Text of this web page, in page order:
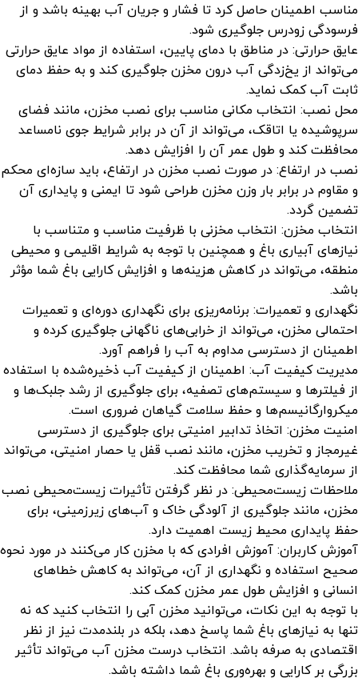
مناسب اطمینان حاصل کرد تا فشار و جریان آب بهینه باشد و از
فرسودگی زودرس جلوگیری شود.
عایق حرارتی: در مناطق با دمای پایین، استفاده از مواد عایق حرارتی
می‌تواند از یخ‌زدگی آب درون مخزن جلوگیری کند و به حفظ دمای
ثابت آب کمک نماید.
محل نصب: انتخاب مکانی مناسب برای نصب مخزن، مانند فضای
سرپوشیده یا اتاقک، می‌تواند از آن در برابر شرایط جوی نامساعد
محافظت کند و طول عمر آن را افزایش دهد.
نصب در ارتفاع: در صورت نصب مخزن در ارتفاع، باید سازه‌ای محکم
و مقاوم در برابر بار وزن مخزن طراحی شود تا ایمنی و پایداری آن
تضمین گردد.
انتخاب مخزن: انتخاب مخزنی با ظرفیت مناسب و متناسب با
نیازهای آبیاری باغ و همچنین با توجه به شرایط اقلیمی و محیطی
منطقه، می‌تواند در کاهش هزینه‌ها و افزایش کارایی باغ شما مؤثر
باشد.
نگهداری و تعمیرات: برنامه‌ریزی برای نگهداری دوره‌ای و تعمیرات
احتمالی مخزن، می‌تواند از خرابی‌های ناگهانی جلوگیری کرده و
اطمینان از دسترسی مداوم به آب را فراهم آورد.
مدیریت کیفیت آب: اطمینان از کیفیت آب ذخیره‌شده با استفاده
از فیلترها و سیستم‌های تصفیه، برای جلوگیری از رشد جلبک‌ها و
میکروارگانیسم‌ها و حفظ سلامت گیاهان ضروری است.
امنیت مخزن: اتخاذ تدابیر امنیتی برای جلوگیری از دسترسی
غیرمجاز و تخریب مخزن، مانند نصب قفل یا حصار امنیتی، می‌تواند
از سرمایه‌گذاری شما محافظت کند.
ملاحظات زیست‌محیطی: در نظر گرفتن تأثیرات زیست‌محیطی نصب
مخزن، مانند جلوگیری از آلودگی خاک و آب‌های زیرزمینی، برای
حفظ پایداری محیط زیست اهمیت دارد.
آموزش کاربران: آموزش افرادی که با مخزن کار می‌کنند در مورد نحوه
صحیح استفاده و نگهداری از آن، می‌تواند به کاهش خطاهای
انسانی و افزایش طول عمر مخزن کمک کند.
با توجه به این نکات، می‌توانید مخزن آبی را انتخاب کنید که نه
تنها به نیازهای باغ شما پاسخ دهد، بلکه در بلندمدت نیز از نظر
اقتصادی به صرفه باشد. انتخاب درست مخزن آب می‌تواند تأثیر
بزرگی بر کارایی و بهره‌وری باغ شما داشته باشد.